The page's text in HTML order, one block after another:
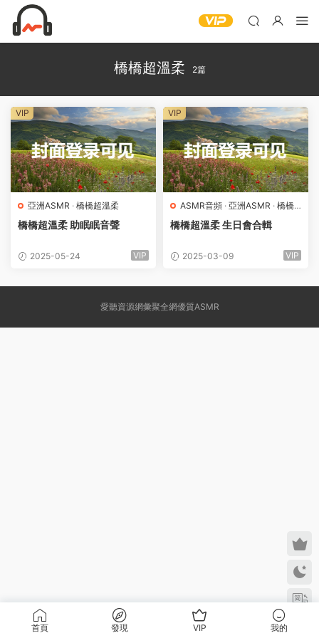
橋橋超溫柔 2篇
亞洲ASMR · 橋橋超溫柔
橋橋超溫柔 助眠眠音聲
2025-05-24 VIP
VIP
ASMR音頻 · 亞洲ASMR · 橋橋
超溫柔
橋橋超溫柔 生日會合輯
2025-03-09 VIP
VIP
愛聽資源網彙聚全網優質ASMR
首頁 發現 VIP 我的